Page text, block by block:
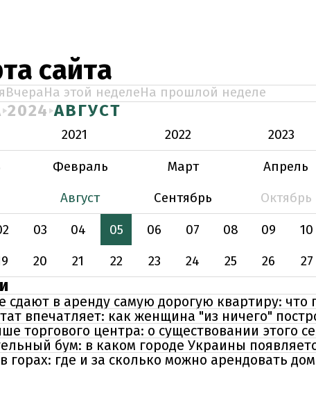
сайта
ВчераНа этой неделеНа прошлой неделе
2024 АВГУСТ
2021 2022 2023
Февраль Март Апрель
Август Сентябрь Октябрь
03 04 05 06 07 08 09 10
20 21 22 23 24 25 26 27
сдают в аренду самую дорогую квартиру: что
впечатляет: как женщина "из ничего"
торгового центра: о существовании этого
бум: в каком городе Украины
горах: где и за сколько можно арендовать